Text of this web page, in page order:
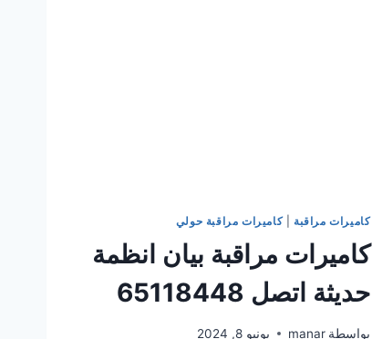
كاميرات مراقبة |كاميرات مراقبة حولي
كاميرات مراقبة بيان انظمة
حديثة اتصل 65118448
بواسطة manar يونيو 8, 2024